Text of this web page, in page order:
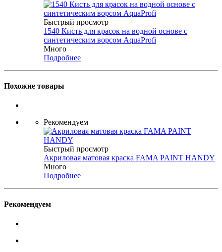
Быстрый просмотр
1540 Кисть для красок на водной основе с
синтетическим ворсом AquaProfi
Много
Подробнее
Похожие товары
Рекомендуем
Быстрый просмотр
Акриловая матовая краска FAMA PAINT HANDY
Много
Подробнее
Рекомендуем